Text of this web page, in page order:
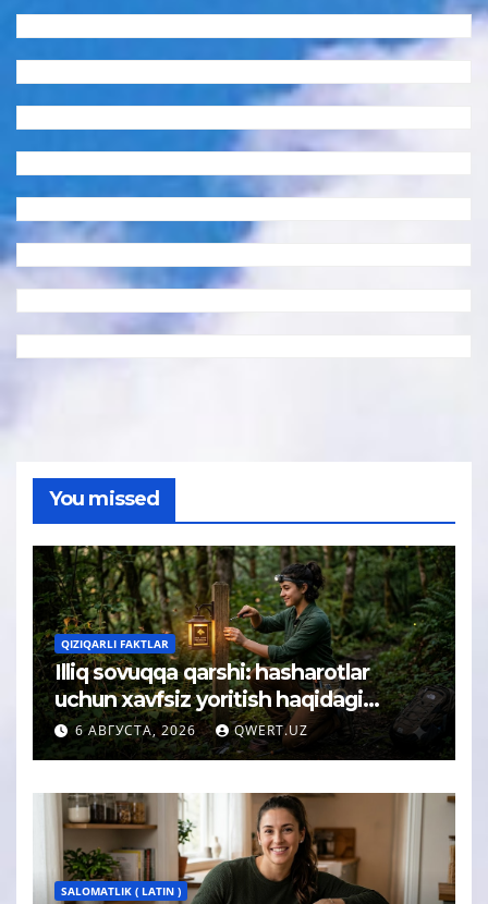
You missed
QIZIQARLI FAKTLAR
Illiq sovuqqa qarshi: hasharotlar
uchun xavfsiz yoritish haqidagi
tushuncha afsonasi yoʻq qilindi
6 АВГУСТА, 2026 QWERT.UZ
SALOMATLIK ( LATIN )